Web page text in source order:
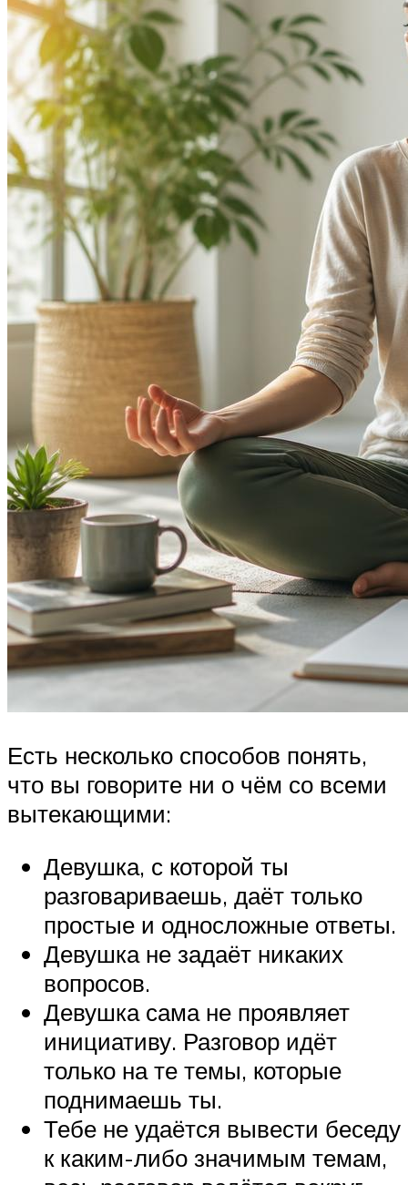
Есть несколько способов понять,
что вы говорите ни о чём со всеми
вытекающими:
Девушка, с которой ты
разговариваешь, даёт только
простые и односложные ответы.
Девушка не задаёт никаких
вопросов.
Девушка сама не проявляет
инициативу. Разговор идёт
только на те темы, которые
поднимаешь ты.
Тебе не удаётся вывести беседу
к каким-либо значимым темам,